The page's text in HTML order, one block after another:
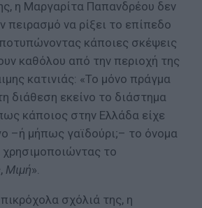
η Μαργαρίτα Παπανδρέου δεν
πειρασμό να ρίξει το επίπεδο
κάποιες σκέψεις
καθόλου από την περιοχή της
κατινιάς: «Το μόνο πράγμα
διάθεση εκείνο το διάστημα
κάποιος στην Ελλάδα είχε
–ή μήπως γαϊδούρι;– το όνομα
το
Μιμή».
σχόλιά της, η